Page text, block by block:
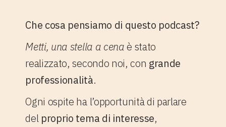
Che cosa pensiamo di questo podcast?
Metti, una stella a cenaè stato
realizzato, secondo noi, con grande
professionalità.
Ogni ospite ha l’opportunità di parlare
del proprio tema di interesse,